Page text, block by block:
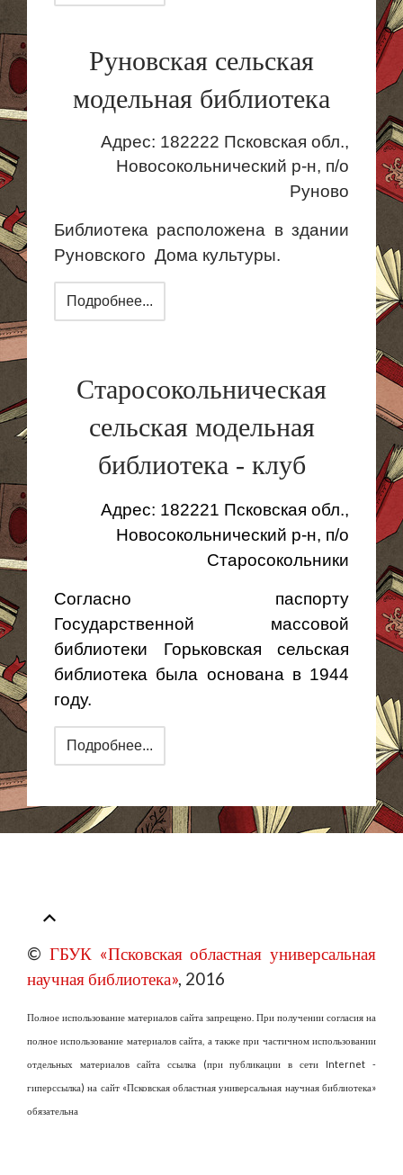
Руновская сельская
модельная библиотека
Адрес: 182222 Псковская обл.,
Новосокольнический р-н, п/о
Руново
Библиотека расположена в здании
Руновского Дома культуры.
Подробнее...
Старосокольническая
сельская модельная
библиотека - клуб
Адрес: 182221 Псковская обл.,
Новосокольнический р-н, п/о
Старосокольники
Согласно паспорту
Государственной массовой
библиотеки Горьковская сельская
библиотека была основана в 1944
году.
Подробнее...
© ГБУК «Псковская областная универсальная
научная библиотека», 2016
Полное использование материалов сайта запрещено. При получении согласия на
полное использование материалов сайта, а также при частичном использовании
отдельных материалов сайта ссылка (при публикации в сети Internet -
гиперссылка) на сайт «Псковская областная универсальная научная библиотека»
обязательна